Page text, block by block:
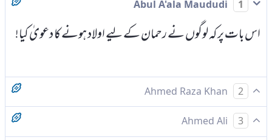
1
اس بات پر کہ لوگوں نے رحمان کے لیے اولاد ہونے کا دعویٰ کیا!
2
اس پر کہ انہوں نے رحمن کے لیے اولاد بتائی،
3